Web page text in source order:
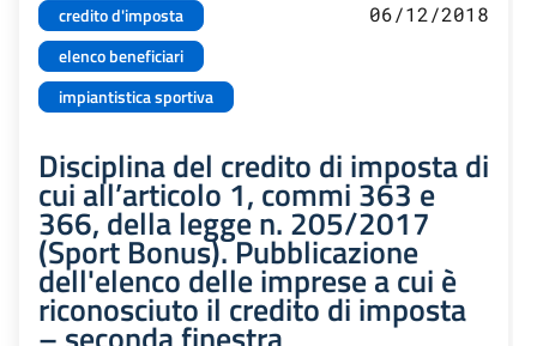
credito d'imposta
elenco beneficiari
impiantistica sportiva
06/12/2018
Disciplina del credito di imposta di
cui all’articolo 1, commi 363 e
366, della legge n. 205/2017
(Sport Bonus). Pubblicazione
dell'elenco delle imprese a cui è
riconosciuto il credito di imposta